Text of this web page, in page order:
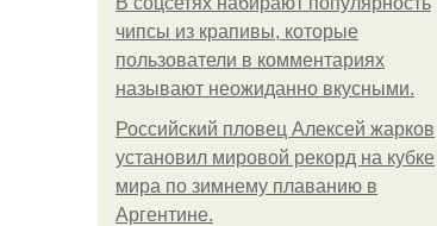
чипсы из крапивы, которые
пользователи в комментариях
называют неожиданно вкусными.
Российский пловец Алексей жарков
установил мировой рекорд на кубке
мира по зимнему плаванию в
Аргентине.